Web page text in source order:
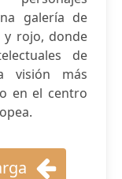
galería de
y rojo, donde
de
visión más
en el centro